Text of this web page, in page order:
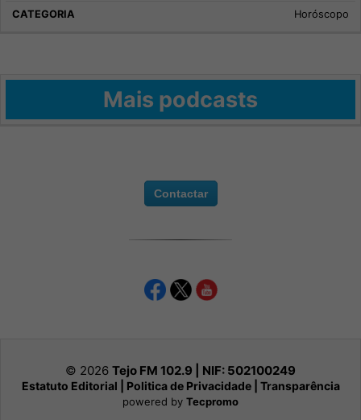
Horóscopo
Mais podcasts
Contactar
© 2026 Tejo FM 102.9 | NIF: 502100249
Estatuto Editorial Politica de Privacidade| Transparência
powered by Tecpromo